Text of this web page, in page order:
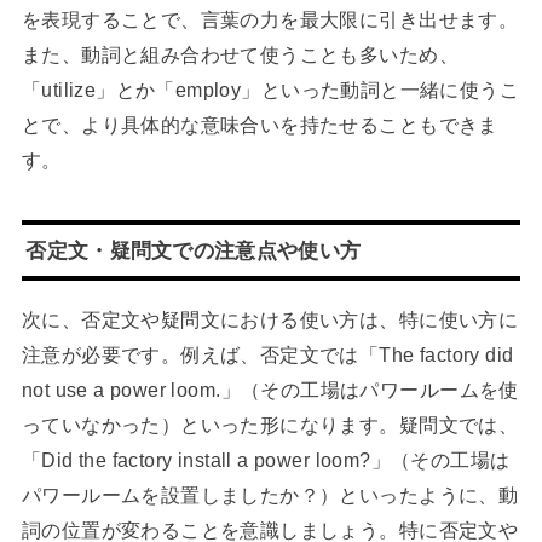
を表現することで、言葉の力を最大限に引き出せます。
また、動詞と組み合わせて使うことも多いため、
「utilize」とか「employ」といった動詞と一緒に使うこ
とで、より具体的な意味合いを持たせることもできま
す。
否定文・疑問文での注意点や使い方
次に、否定文や疑問文における使い方は、特に使い方に
注意が必要です。例えば、否定文では「The factory did
not use a power loom.」（その工場はパワールームを使
っていなかった）といった形になります。疑問文では、
「Did the factory install a power loom?」（その工場は
パワールームを設置しましたか？）といったように、動
詞の位置が変わることを意識しましょう。特に否定文や